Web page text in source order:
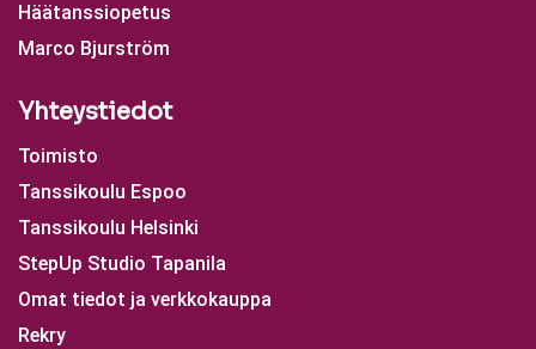
Häätanssiopetus
Marco Bjurström
Yhteystiedot
Toimisto
Tanssikoulu Espoo
Tanssikoulu Helsinki
StepUp Studio Tapanila
Omat tiedot ja verkkokauppa
Rekry